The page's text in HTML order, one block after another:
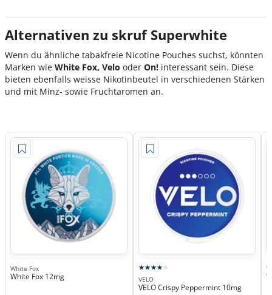
Alternativen zu skruf Superwhite
Wenn du ähnliche tabakfreie Nicotine Pouches suchst, könnten
Marken wie White Fox, Velo oder On! interessant sein. Diese
bieten ebenfalls weisse Nikotinbeutel in verschiedenen Stärken
und mit Minz- sowie Fruchtaromen an.
White Fox
White Fox 12mg VELO
VELO Crispy Peppermint 10mg